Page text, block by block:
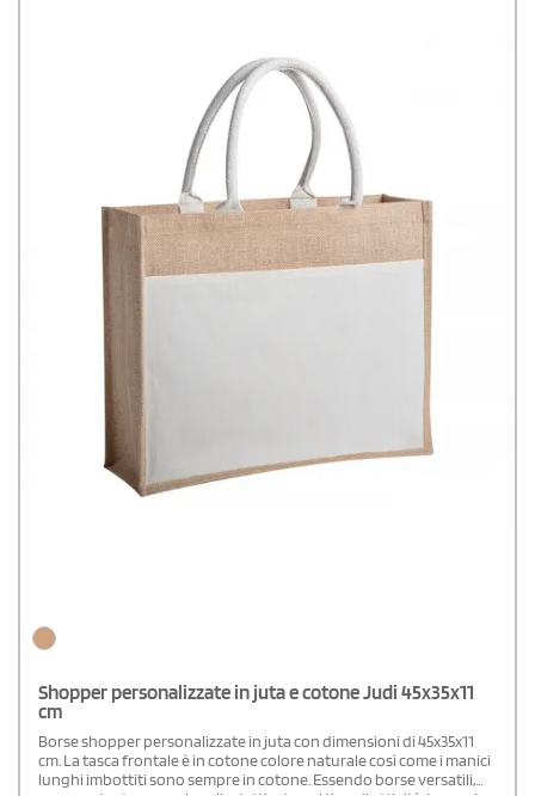
Shopper personalizzate in juta e cotone Judi 45x35x11
cm
Borse shopper personalizzate in juta con dimensioni di 45x35x11
cm. La tasca frontale è in cotone colore naturale così come i manici
lunghi imbottiti sono sempre in cotone. Essendo borse versatili,